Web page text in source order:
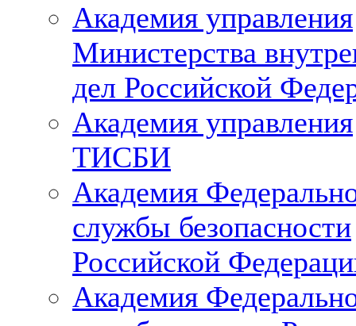
Академия управления
Министерства
дел Российской
Академия управления
ТИСБИ
Академия
службы безопасности
Российской
Академия